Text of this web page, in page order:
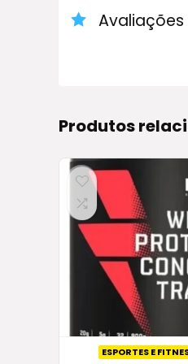
Avaliações
Produtos
ESPORTES E